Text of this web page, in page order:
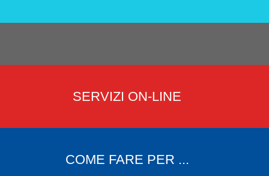
SERVIZI ON-LINE
COME FARE PER ...